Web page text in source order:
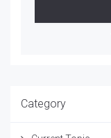
Category